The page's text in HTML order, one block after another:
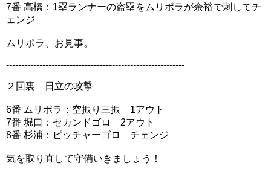
7番 高橋：1塁ランナーの盗塁をムリポラが余裕で刺してチ
ェンジ
ムリポラ、お見事。
-----------------------------------------------------------
２回裏 日立の攻撃
6番 ムリポラ：空振り三振 1アウト
7番 堀口：セカンドゴロ 2アウト
8番 杉浦：ピッチャーゴロ チェンジ
気を取り直して守備いきましょう！